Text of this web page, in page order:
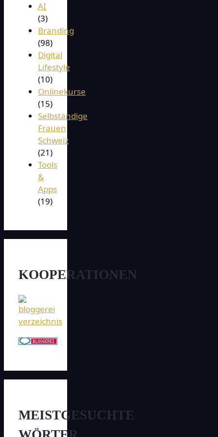
AI
(3)
Branding
(98)
Digital
Lifestyle
(10)
Onlinekurse
(15)
Selbständige
Frauen
Schweiz
(21)
Tools
&
Apps
(19)
KOOPERATIONEN
MEISTGESUCHTE